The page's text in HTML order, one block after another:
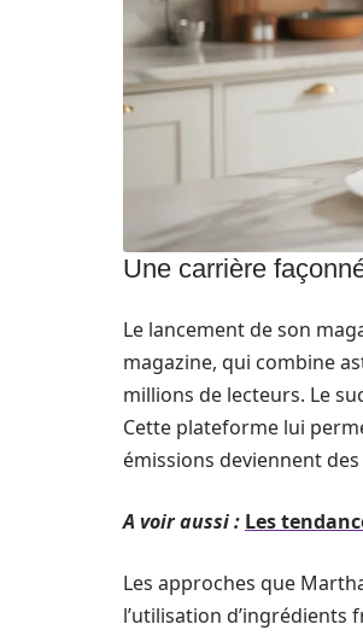
Une carrière
Le lancement de son
magazine, qui combine
millions de lecteurs. Le
Cette plateforme lui
émissions deviennent
A voir aussi : Les
Les approches que
l’utilisation